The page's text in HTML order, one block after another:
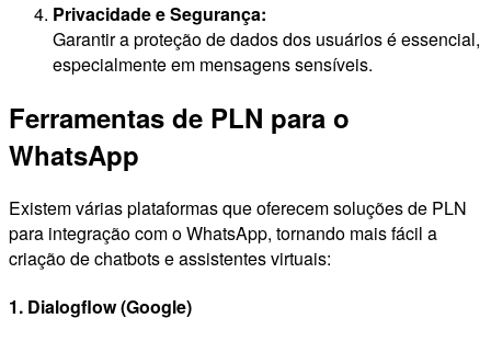
Privacidade e Segurança:
Garantir a proteção de dados dos usuários é essencial,
especialmente em mensagens sensíveis.
Ferramentas de PLN para o
WhatsApp
Existem várias plataformas que oferecem soluções de PLN
para integração com o WhatsApp, tornando mais fácil a
criação de chatbots e assistentes virtuais:
1. Dialogflow (Google)